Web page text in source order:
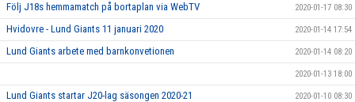
Följ J18s hemmamatch på bortaplan via WebTV 2020-01-17 08:30
Hvidovre - Lund Giants 11 januari 2020 2020-01-14 17:54
Lund Giants arbete med barnkonvetionen 2020-01-14 08:20
2020-01-13 18:00
Lund Giants startar J20-lag säsongen 2020-21 2020-01-10 08:30